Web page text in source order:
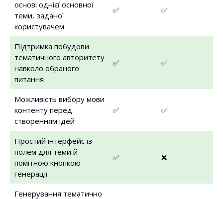
основі однієї основної
теми, заданої
користувачем
✅ ✅
Підтримка побудови
тематичного авторитету
навколо обраного
питання
✅ ✅
Можливість вибору мови
контенту перед
створенням ідей
✅ ✅
Простий інтерфейс із
полем для теми й
помітною кнопкою
генерації
✅ ❌
Генерування тематично